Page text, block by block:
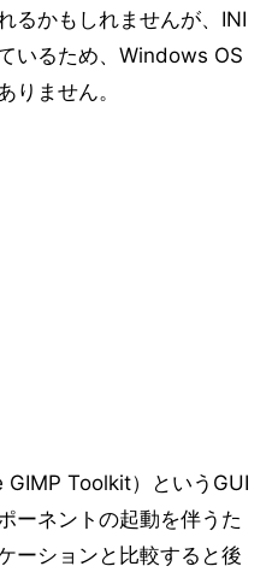
るかもしれませんが、INI
いるため、Windows OS
りません。
GIMP Toolkit）というGUI
ーネントの起動を伴うた
ーションと比較すると後